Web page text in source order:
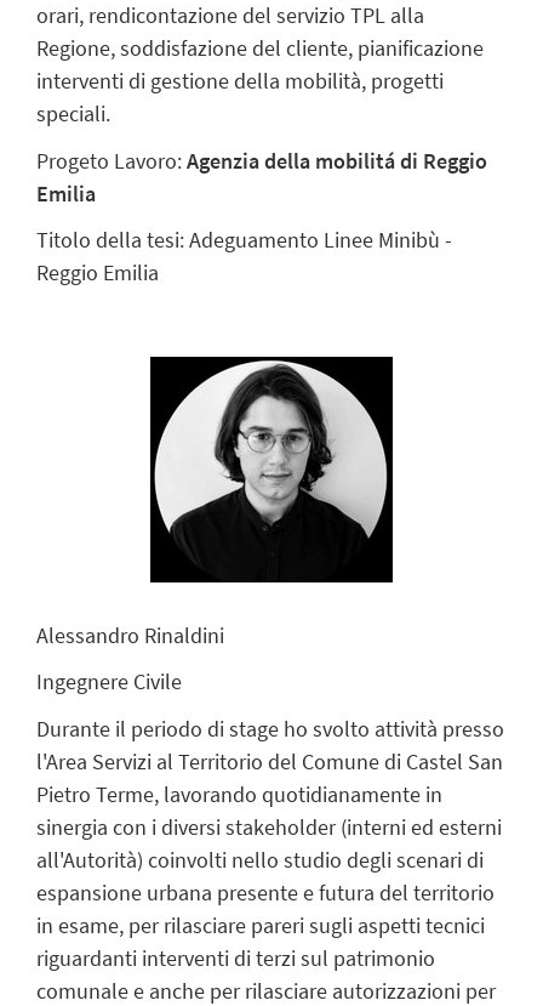
orari, rendicontazione del servizio TPL alla
Regione, soddisfazione del cliente, pianificazione
interventi di gestione della mobilità, progetti
speciali.
Progeto Lavoro:Agenzia della mobilitá di Reggio
Emilia
Titolo della tesi: Adeguamento Linee Minibù -
Reggio Emilia
Alessandro Rinaldini
Ingegnere Civile
Durante il periodo di stage ho svolto attività presso
l'Area Servizi al Territorio del Comune di Castel San
Pietro Terme, lavorando quotidianamente in
sinergia con i diversi stakeholder (interni ed esterni
all'Autorità) coinvolti nello studio degli scenari di
espansione urbana presente e futura del territorio
in esame, per rilasciare pareri sugli aspetti tecnici
riguardanti interventi di terzi sul patrimonio
comunale e anche per rilasciare autorizzazioni per